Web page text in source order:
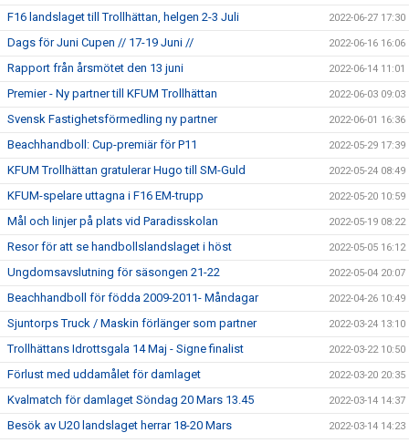
F16 landslaget till Trollhättan, helgen 2-3 Juli 2022-06-27 17:30
Dags för Juni Cupen // 17-19 Juni // 2022-06-16 16:06
Rapport från årsmötet den 13 juni 2022-06-14 11:01
Premier - Ny partner till KFUM Trollhättan 2022-06-03 09:03
Svensk Fastighetsförmedling ny partner 2022-06-01 16:36
Beachhandboll: Cup-premiär för P11 2022-05-29 17:39
KFUM Trollhättan gratulerar Hugo till SM-Guld 2022-05-24 08:49
KFUM-spelare uttagna i F16 EM-trupp 2022-05-20 10:59
Mål och linjer på plats vid Paradisskolan 2022-05-19 08:22
Resor för att se handbollslandslaget i höst 2022-05-05 16:12
Ungdomsavslutning för säsongen 21-22 2022-05-04 20:07
Beachhandboll för födda 2009-2011- Måndagar 2022-04-26 10:49
Sjuntorps Truck / Maskin förlänger som partner 2022-03-24 13:10
Trollhättans Idrottsgala 14 Maj - Signe finalist 2022-03-22 10:50
Förlust med uddamålet för damlaget 2022-03-20 20:35
Kvalmatch för damlaget Söndag 20 Mars 13.45 2022-03-14 14:37
Besök av U20 landslaget herrar 18-20 Mars 2022-03-14 14:23